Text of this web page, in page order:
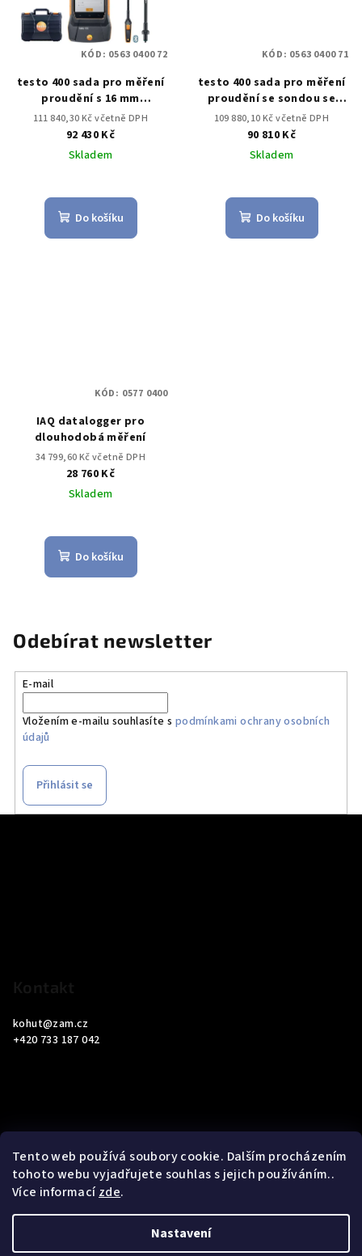
Tento web používá soubory cookie. Dalším procházením
tohoto webu vyjadřujete souhlas s jejich používáním..
Více informacízde.
Nastavení
testo 400 sada pro měření
proudění s 16 mm
vrtulkovou sondou
111 840,30 Kč včetně DPH
92 430 Kč
Skladem
Do košíku
KÓD: 0563 0400 72
testo 400 sada pro měření
proudění se sondou se
žhaveným drátkem
109 880,10 Kč včetně DPH
90 810 Kč
Skladem
Do košíku
KÓD: 0563 0400 71
IAQ datalogger pro
dlouhodobá měření
34 799,60 Kč včetně DPH
28 760 Kč
Skladem
Do košíku
KÓD: 0577 0400
Odebírat newsletter
E-mail
Vložením e-mailu souhlasíte s podmínkami ochrany osobních
údajů
Přihlásit se
kohut@zam.cz
+420 733 187 042
Informace pro vás
Obchodní podmínky